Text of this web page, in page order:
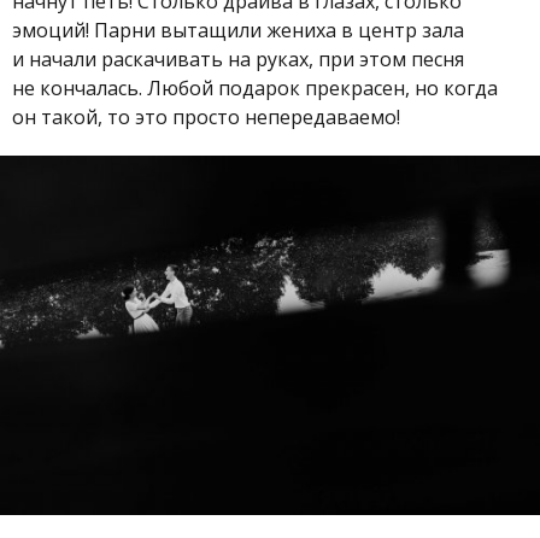
эмоций! Парни вытащили жениха в центр зала
и начали раскачивать на руках, при этом песня
не кончалась. Любой подарок прекрасен, но когда
он такой, то это просто непередаваемо!